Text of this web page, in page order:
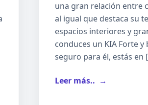
una gran relación entre
al igual que destaca su
espacios interiores y
conduces un KIA Forte y
seguro para él, estás en
Leer más.. →